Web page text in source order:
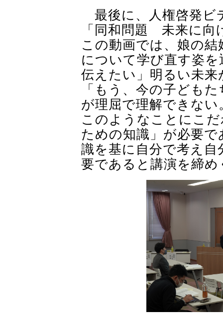
最後に、人権啓発ビ
「同和問題 未来に向
この動画では、娘の
について学び直す姿
伝えたい」明るい未
「もう、今の子ども
が理屈で理解できな
このようなことにこ
ための知識」が必要
識を基に自分で考え
要であると講演を締